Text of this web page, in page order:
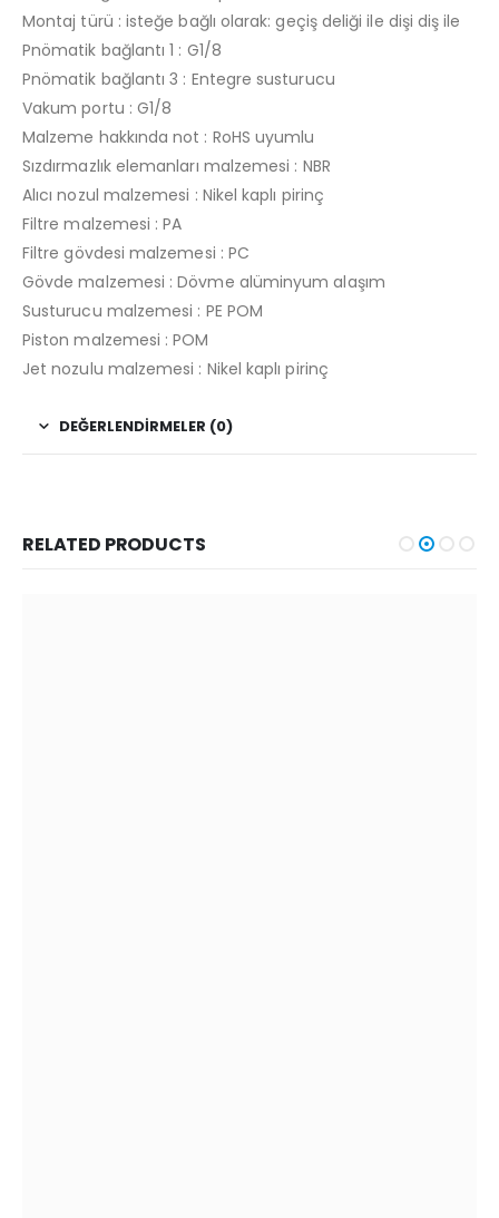
Montaj türü : isteğe bağlı olarak: geçiş deliği ile dişi diş ile
Pnömatik bağlantı 1 : G1/8
Pnömatik bağlantı 3 : Entegre susturucu
Vakum portu : G1/8
Malzeme hakkında not : RoHS uyumlu
Sızdırmazlık elemanları malzemesi : NBR
Alıcı nozul malzemesi : Nikel kaplı pirinç
Filtre malzemesi : PA
Filtre gövdesi malzemesi : PC
Gövde malzemesi : Dövme alüminyum alaşım
Susturucu malzemesi : PE POM
Piston malzemesi : POM
Jet nozulu malzemesi : Nikel kaplı pirinç
DEĞERLENDIRMELER (0)
RELATED PRODUCTS